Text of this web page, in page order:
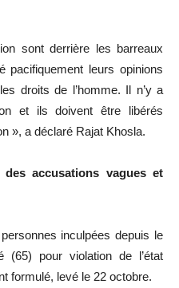
sont derrière les barreaux
pacifiquement leurs opinions
droits de l’homme. Il n’y a
et ils doivent être libérés
», a déclaré Rajat Khosla.
des accusations vagues et
inculpées depuis le
(65) pour violation de l’état
formulé, levé le 22 octobre.